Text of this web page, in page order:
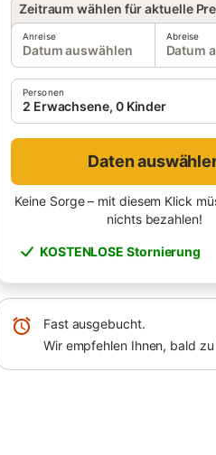
Zeitraum wählen für aktuelle
Anreise
Datum auswählen
Abreise
Datum
Personen
2 Erwachsene, 0 Kinder
Daten
Keine Sorge – mit diesem Klick
nichts bezahlen!
KOSTENLOSE Stornierung
Fast ausgebucht.
Wir empfehlen Ihnen, bald